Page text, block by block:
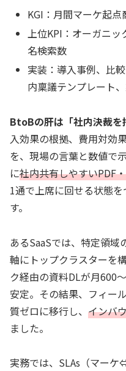
KGI：月間マーケ起点
上位KPI：オーガニッ
名検索数
実装：導入事例、比
内稟議テンプレート
BtoBの肝は「社内決裁を
入効果の根拠、費用対効
を、現場の言葉と数値で
に社内共有しやすいPDF
1通で上席に回せる状態
す。
あるSaaSでは、特定領
軸にトップクラスターを
ク経由の資料DLが月600
安定。その結果、フィー
質ゼロに移行し、 インバ
ました。
実務では、SLAs（マー